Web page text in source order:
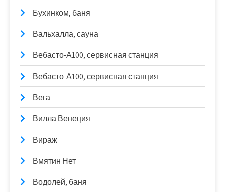
Бухинком, баня
Вальхалла, сауна
Вебасто-А100, сервисная станция
Вебасто-А100, сервисная станция
Вега
Вилла Венеция
Вираж
Вмятин Нет
Водолей, баня